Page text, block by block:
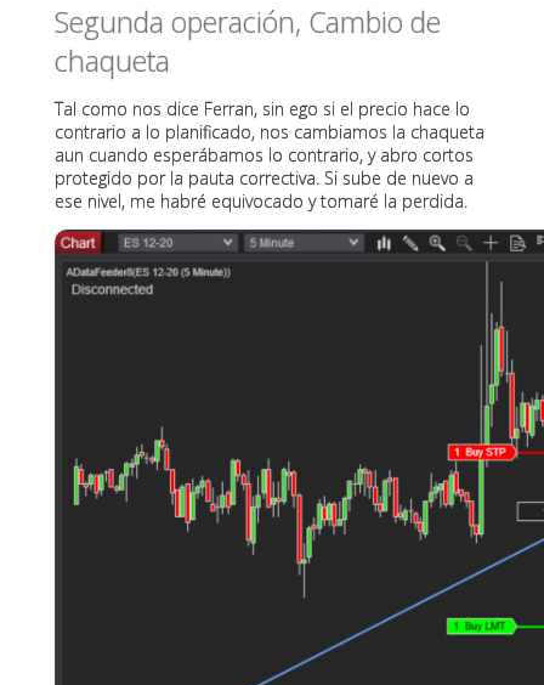
Segunda operación, Cambio de
chaqueta
Tal como nos dice Ferran, sin ego si el precio hace lo
contrario a lo planificado, nos cambiamos la chaqueta
aun cuando esperábamos lo contrario, y abro cortos
protegido por la pauta correctiva. Si sube de nuevo a
ese nivel, me habré equivocado y tomaré la perdida.